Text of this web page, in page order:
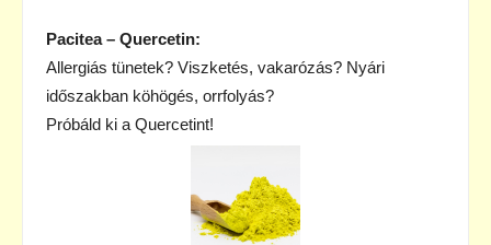
Pacitea – Quercetin:
Allergiás tünetek? Viszketés, vakarózás? Nyári
időszakban köhögés, orrfolyás?
Próbáld ki a Quercetint!